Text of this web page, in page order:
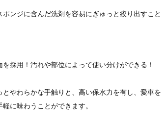
ンジに含んだ洗剤を容易にぎゅっと絞り出すこと
採用！汚れや部位によって使い分けができる！
やわらかな手触りと、高い保水力を有し、愛車を
に味わうことができます。